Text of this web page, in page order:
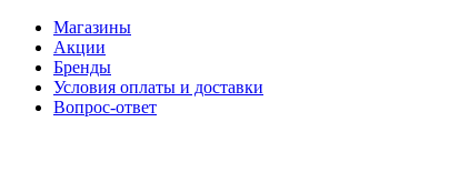
Магазины
Акции
Бренды
Условия оплаты и доставки
Вопрос-ответ